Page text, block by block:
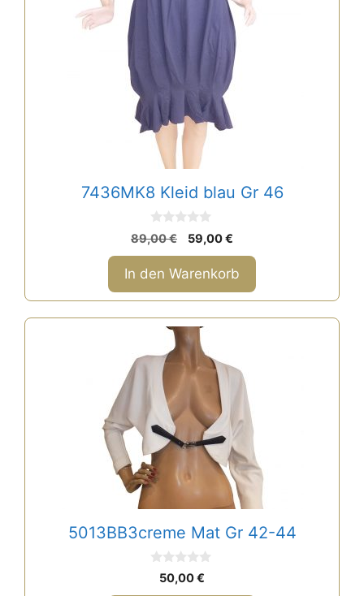
7436MK8 Kleid blau Gr 46
0
v
o
5
89,00€
Ursprünglicher
Preis
war:
89,00 €
59,00€
Preis
ist:
59,00 €.
In den Warenkorb
5013BB3creme Mat Gr 42-44
50,00€